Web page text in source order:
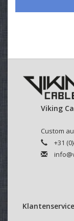
Viking
Custom
+31
Klantenservice